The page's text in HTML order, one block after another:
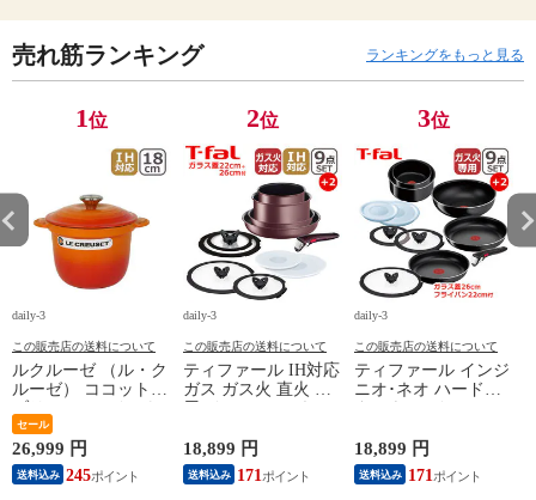
売れ筋ランキング ランキングをもっと見る
1位
daily-3
この販売店の送料について
ルクルーゼ （ル・ク
ルーゼ） ココットエ
ブリィ 18cm インナ
ーリッド付き オレン
ジ ホーロー鍋 IH対
応 直火（ガス火）対
応 Le Creuset【北海
セール
26,999 円
送料込み 245
2位
daily-3
この販売店の送料について
ティファール IH対応
ガス ガス火 直火 兼
用 インジニオ･ネオ
アンリミテッド セッ
ト9 L38591 + バタフ
ライガラスぶた
18,899 円
送料込み 171
3位
daily-3
この販売店の送料について
ティファール インジ
ニオ･ネオ ハードチ
タニウム･インテンス
点 L43891 + フライ
パン22cm + バタフラ
イガラスぶた 26cm付
18,899 円
送料込み 171